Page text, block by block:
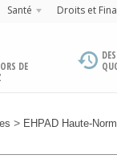
Santé Droits et
DE
> EHPAD Haute-